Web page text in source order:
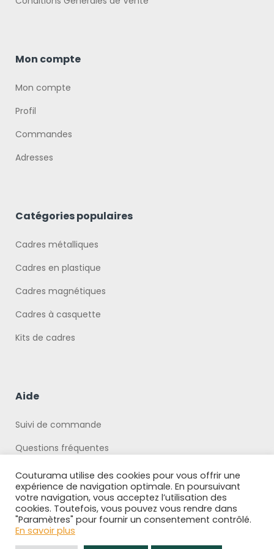
Mon compte
Mon compte
Profil
Commandes
Adresses
Catégories populaires
Cadres métalliques
Cadres en plastique
Cadres magnétiques
Cadres à casquette
Kits de cadres
Aide
Suivi de commande
Questions fréquentes
Politique de Confidentialité
Copyright © 2026 Boutique Couturama
Couturama utilise des cookies pour vous offrir une
expérience de navigation optimale. En poursuivant
votre navigation, vous acceptez l’utilisation des
cookies. Toutefois, vous pouvez vous rendre dans
"Paramètres" pour fournir un consentement contrôlé.
En savoir plus